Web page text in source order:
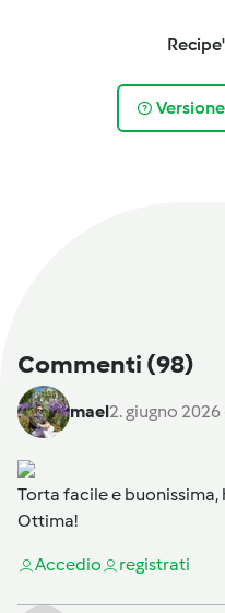
Commenti (98)
mael2. giugno 2026
Torta facile e
Ottima!
Accedio registrati